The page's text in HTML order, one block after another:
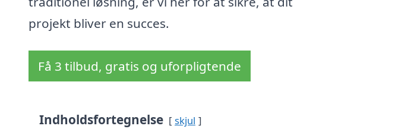
projekt bliver en succes.
Få 3 tilbud, gratis og uforpligtende
Indholdsfortegnelse skjul